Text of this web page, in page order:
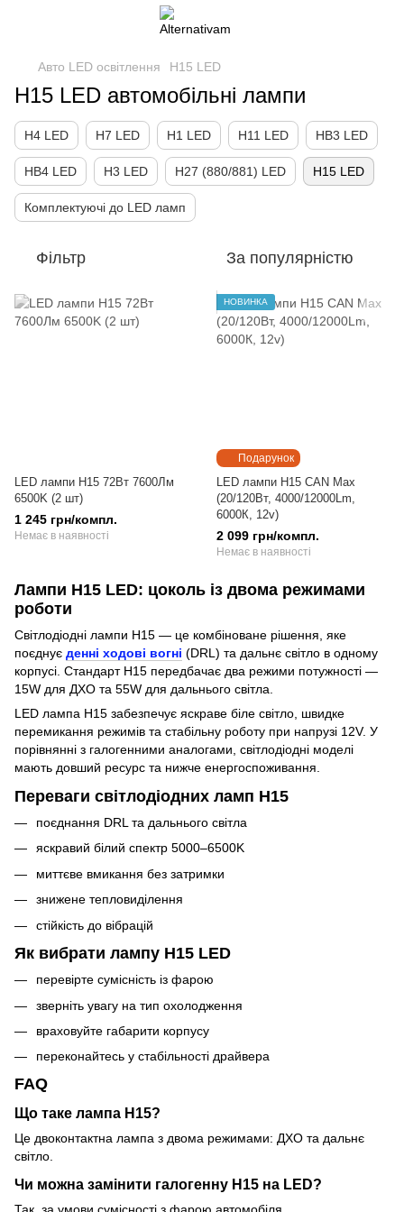
Авто LED освітлення H15 LED
H15 LED автомобільні лампи
H4 LED H7 LED H1 LED H11 LED HB3 LED
HB4 LED H3 LED H27 (880/881) LED H15 LED
Комплектуючі до LED ламп
Фільтр За популярністю
LED лампи H15 72Вт 7600Лм
6500K (2 шт)
1 245 грн/компл.
Немає в наявності
Подарунок
НОВИНКА
LED лампи H15 CAN Max
(20/120Вт, 4000/12000Lm,
6000К, 12v)
2 099 грн/компл.
Немає в наявності
Лампи H15 LED: цоколь із двома режимами
роботи
Світлодіодні лампи H15 — це комбіноване рішення, яке
поєднує денні ходові вогні (DRL) та дальнє світло в одному
корпусі. Стандарт H15 передбачає два режими потужності —
15W для ДХО та 55W для дальнього світла.
LED лампа H15 забезпечує яскраве біле світло, швидке
перемикання режимів та стабільну роботу при напрузі 12V. У
порівнянні з галогенними аналогами, світлодіодні моделі
мають довший ресурс та нижче енергоспоживання.
Переваги світлодіодних ламп H15
поєднання DRL та дальнього світла
яскравий білий спектр 5000–6500K
миттєве вмикання без затримки
знижене тепловиділення
стійкість до вібрацій
Як вибрати лампу H15 LED
перевірте сумісність із фарою
зверніть увагу на тип охолодження
враховуйте габарити корпусу
переконайтесь у стабільності драйвера
FAQ
Що таке лампа H15?
Це двоконтактна лампа з двома режимами: ДХО та дальнє
світло.
Чи можна замінити галогенну H15 на LED?